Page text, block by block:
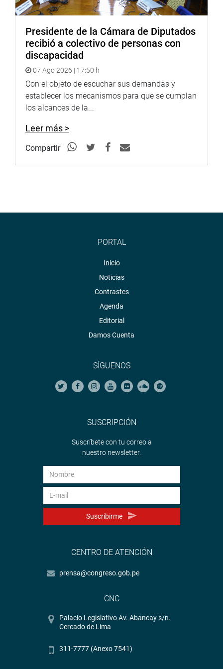
Presidente de la Cámara de Diputados
recibió a colectivo de personas con
discapacidad
07 Ago 2026 | 17:50 h
Con el objeto de escuchar sus demandas y
establecer los mecanismos para que se cumplan
los alcances de la...
Leer más >
Compartir
PORTAL
Inicio
Noticias
Contrastes
Agenda
Editorial
Damos Cuenta
SÍGUENOS
SUSCRIPCIÓN
Suscríbete con tu correo a
nuestro newsletter.
Suscribirme
CENTRO DE ATENCIÓN
prensa@congreso.gob.pe
CNC
Palacio Legislativo Av. Abancay s/n.
Cercado de Lima
311-7777 (Anexo 7541)